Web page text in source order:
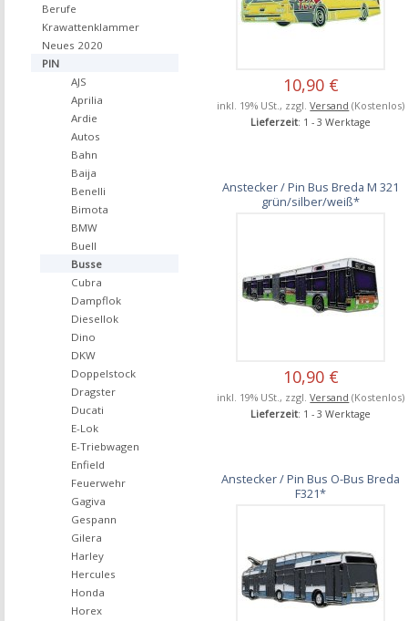
10,90 €
inkl. 19% USt., zzgl.Versand (Kostenlos)
Lieferzeit: 1 - 3 Werktage
Anstecker / Pin Bus Breda M 321
grün/silber/weiß*
10,90 €
inkl. 19% USt., zzgl.Versand (Kostenlos)
Lieferzeit: 1 - 3 Werktage
Anstecker / Pin Bus O-Bus Breda
F321*
Berufe
Krawattenklammer
Neues 2020
PIN
AJS
Aprilia
Ardie
Autos
Bahn
Baija
Benelli
Bimota
BMW
Buell
Busse
Cubra
Dampflok
Diesellok
Dino
DKW
Doppelstock
Dragster
Ducati
E-Lok
E-Triebwagen
Enfield
Feuerwehr
Gagiva
Gespann
Gilera
Harley
Hercules
Honda
Horex